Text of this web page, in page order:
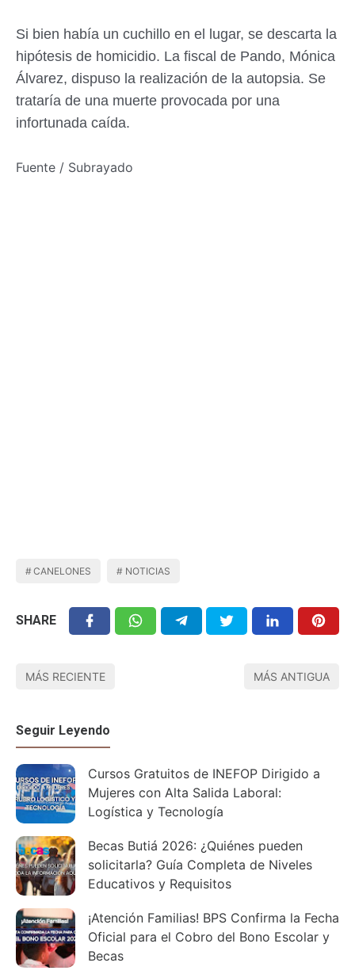
Si bien había un cuchillo en el lugar, se descarta la
hipótesis de homicidio. La fiscal de Pando, Mónica
Álvarez, dispuso la realización de la autopsia. Se
trataría de una muerte provocada por una
infortunada caída.
Fuente / Subrayado
CANELONES NOTICIAS
SHARE
MÁS RECIENTE MÁS ANTIGUA
Seguir Leyendo
Cursos Gratuitos de INEFOP Dirigido a
Mujeres con Alta Salida Laboral:
Logística y Tecnología
Becas Butiá 2026: ¿Quiénes pueden
solicitarla? Guía Completa de Niveles
Educativos y Requisitos
¡Atención Familias! BPS Confirma la Fecha
Oficial para el Cobro del Bono Escolar y
Becas